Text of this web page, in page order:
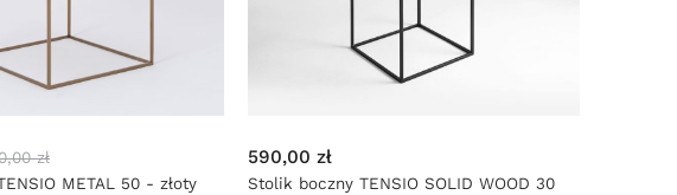
zł
METAL 50 - złoty
590,00 zł
Stolik boczny TENSIO SOLID WOOD 30